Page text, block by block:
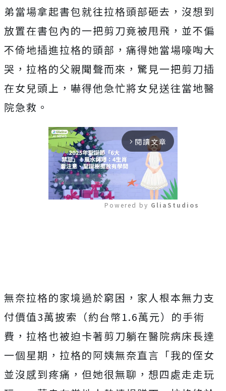
弟當場拿起書包就往拉格頭部砸去，沒想到
放置在書包內的一把剪刀竟被甩飛，並不偏
不倚地插進拉格的頭部，痛得她當場嚎啕大
哭，拉格的父親聞聲而來，驚見一把剪刀插
在女兒頭上，嚇得他急忙將女兒送往當地醫
院急救。
arrow_forward_ios 閱讀文章
Powered by GliaStudios
無奈拉格的家境過於窮困，家人根本無力支
付價值3萬披索（約台幣1.6萬元）的手術
費，拉格也被迫卡著剪刀躺在醫院病床長達
一個星期，拉格的阿姨無奈直言「我的侄女
並沒感到疼痛，但她很無聊，想四處走走玩